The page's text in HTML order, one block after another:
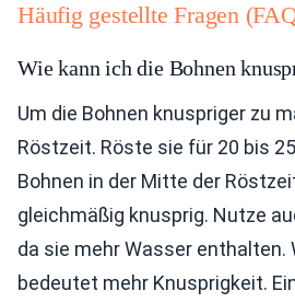
Häufig gestellte Fragen
Wie kann ich die Bohnen
Um die Bohnen knuspriger zu
Röstzeit. Röste sie für 20 bis
Bohnen in der Mitte der
gleichmäßig knusprig. Nutze
da sie mehr Wasser enthalten.
bedeutet mehr Knusprigkeit.